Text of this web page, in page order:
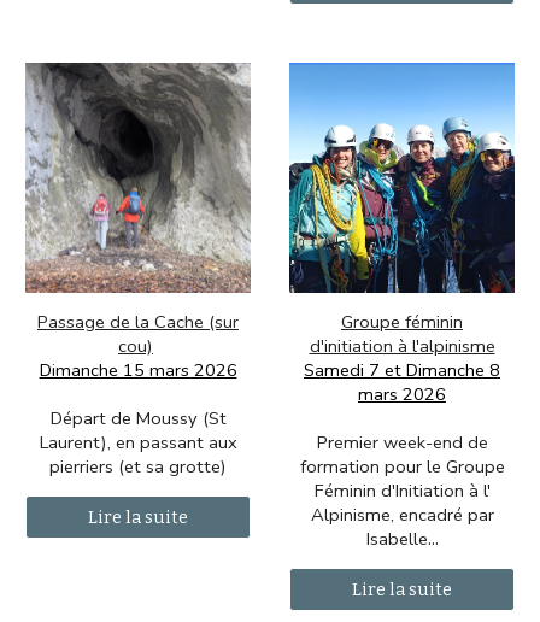
Passage de la Cache (sur
cou)
Dimanche 15 mars 2026
Départ de Moussy (St
Laurent), en passant aux
pierriers (et sa grotte)
Lire la suite
Groupe féminin
d'initiation à l'alpinisme
Samedi 7 et Dimanche 8
mars 2026
Premier week-end de
formation pour le Groupe
Féminin d'Initiation à l'
Alpinisme, encadré par
Isabelle...
Lire la suite